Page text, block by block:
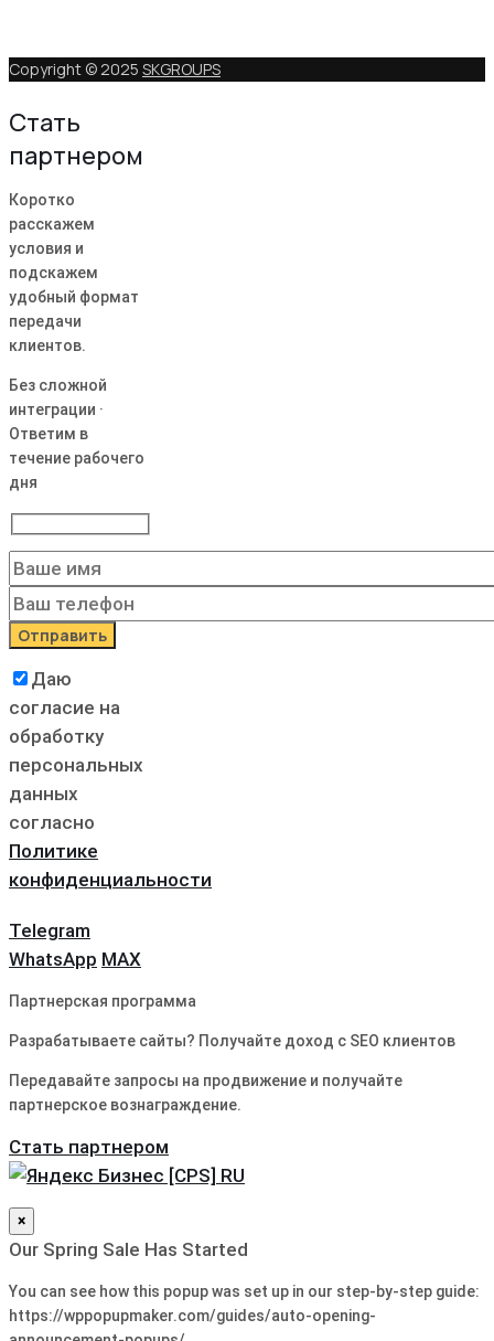
Copyright © 2025 SKGROUPS
Стать
партнером
Коротко
расскажем
условия и
подскажем
удобный формат
передачи
клиентов.
Без сложной
интеграции ·
Ответим в
течение рабочего
дня
Даю
согласие на
обработку
персональных
данных
согласно
Политике
конфиденциальности
Telegram
WhatsApp MAX
Партнерская программа
Разрабатываете сайты? Получайте доход с SEO клиентов
Передавайте запросы на продвижение и получайте
партнерское вознаграждение.
Стать партнером
×
Our Spring Sale Has Started
You can see how this popup was set up in our step-by-step guide:
https://wppopupmaker.com/guides/auto-opening-